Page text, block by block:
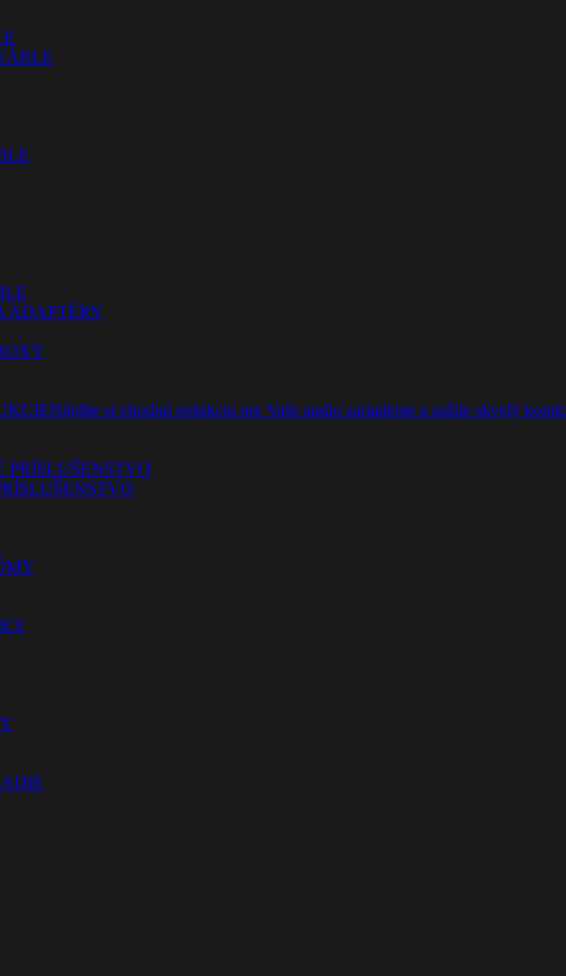
ADAPTÉRY
Nájdite si vhodnú redukciu pre Vaše audio zariadenie a zažite skvelý
PRÍSLUŠENSTVO